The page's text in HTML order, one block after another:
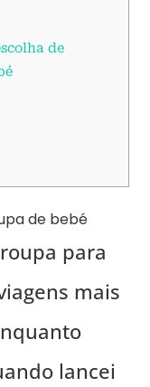
de
para
mais
lancei